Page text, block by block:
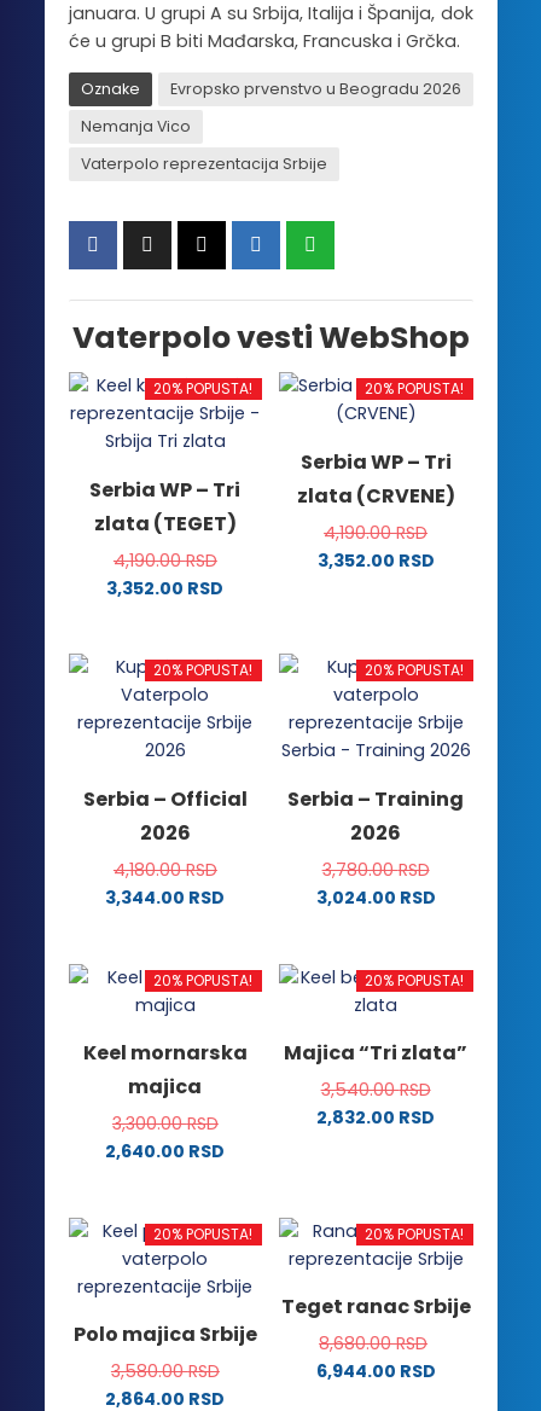
januara. U grupi A su Srbija, Italija i Španija, dok
će u grupi B biti Mađarska, Francuska i Grčka.
Oznake
Evropsko prvenstvo u Beogradu 2026
Nemanja Vico
Vaterpolo reprezentacija Srbije
Vaterpolo vesti WebShop
20% POPUSTA!
Serbia WP – Tri
zlata (TEGET)
4,190.00RSD
3,352.00 RSD
ima
više
varijanti.
Opcije
biti
izabrane
na
stranici
20% POPUSTA!
Serbia WP – Tri
zlata (CRVENE)
4,190.00RSD
3,352.00 RSD
više
varijanti.
Opcije
mogu
izabrane
na
stranici
proizvoda.
20% POPUSTA!
Serbia – Official
2026
4,180.00RSD
3,344.00 RSD
ima
više
Opcije
mogu
biti
izabrane
proizvoda.
20% POPUSTA!
Serbia – Training
2026
3,780.00RSD
3,024.00 RSD
ima
više
Opcije
mogu
biti
proizvoda.
20% POPUSTA!
Keel mornarska
majica
3,300.00RSD
2,640.00 RSD
ima
više
varijanti.
mogu
biti
izabrane
20% POPUSTA!
Majica “Tri zlata”
3,540.00RSD
2,832.00 RSD
više
varijanti.
mogu
biti
izabrane
20% POPUSTA!
Polo majica Srbije
3,580.00RSD
2,864.00 RSD
20% POPUSTA!
Teget ranac Srbije
8,680.00RSD
6,944.00 RSD